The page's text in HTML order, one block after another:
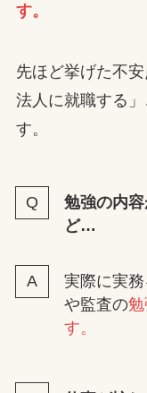
す。
先ほど挙げた不
法人に就職する
す。
勉強の内
ど…
実際に実
や監査の勉
す。